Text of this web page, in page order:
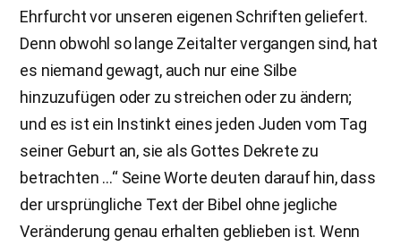
Ehrfurcht vor unseren eigenen Schriften geliefert.
Denn obwohl so lange Zeitalter vergangen sind, hat
es niemand gewagt, auch nur eine Silbe
hinzuzufügen oder zu streichen oder zu ändern;
und es ist ein Instinkt eines jeden Juden vom Tag
seiner Geburt an, sie als Gottes Dekrete zu
betrachten …“ Seine Worte deuten darauf hin, dass
der ursprüngliche Text der Bibel ohne jegliche
Veränderung genau erhalten geblieben ist. Wenn